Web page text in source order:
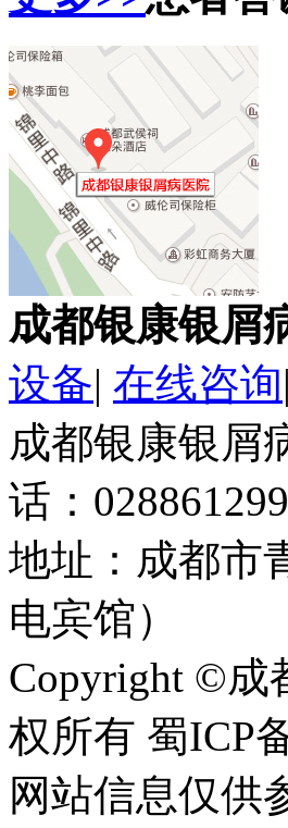
成都银康银屑
设备| 在线咨询|
成都银康银屑
话：
地址：成都市
电宾馆）
Copyright ©成
权所有 蜀ICP
网站信息仅供